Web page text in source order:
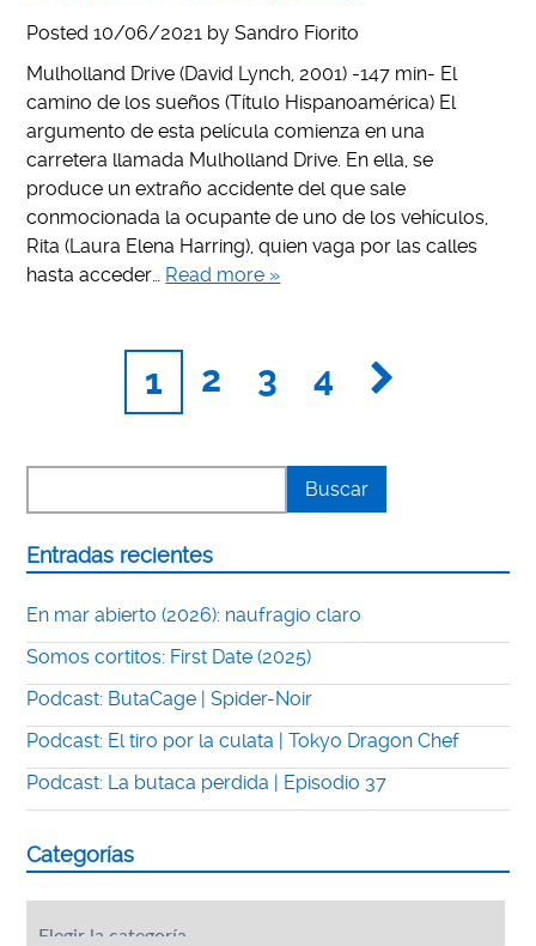
Posted10/06/2021 bySandro Fiorito
Mulholland Drive (David Lynch, 2001) -147 min- El
camino de los sueños (Título Hispanoamérica) El
argumento de esta película comienza en una
carretera llamada Mulholland Drive. En ella, se
produce un extraño accidente del que sale
conmocionada la ocupante de uno de los vehículos,
Rita (Laura Elena Harring), quien vaga por las calles
hasta acceder… Read more »
1 2 3 4
Entradas recientes
En mar abierto (2026): naufragio claro
Somos cortitos: First Date (2025)
Podcast: ButaCage | Spider-Noir
Podcast: El tiro por la culata | Tokyo Dragon Chef
Podcast: La butaca perdida | Episodio 37
Categorías